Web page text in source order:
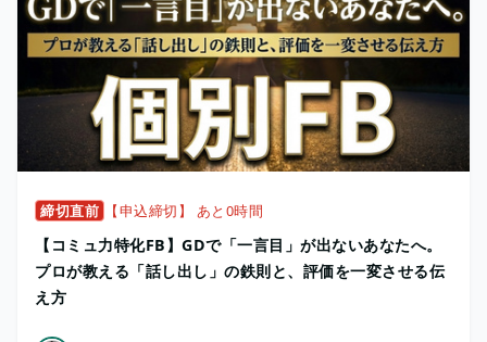
締切直前 【申込締切】 あと0時間
【コミュ力特化FB】GDで「一言目」が出ないあなたへ。
プロが教える「話し出し」の鉄則と、評価を一変させる伝
え方